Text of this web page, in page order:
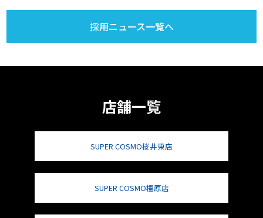
採用ニュース一覧へ
店舗一覧
SUPER COSMO桜井東店
SUPER COSMO橿原店